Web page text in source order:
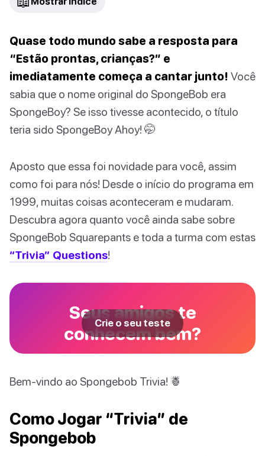
Quase todo mundo sabe a resposta para
“Estão prontas, crianças?” e
imediatamente começa a cantar junto! Você
sabia que o nome original do SpongeBob era
SpongeBoy? Se isso tivesse acontecido, o título
teria sido SpongeBoy Ahoy! 🤭
Aposto que essa foi novidade para você, assim
como foi para nós! Desde o início do programa em
1999, muitas coisas aconteceram e mudaram.
Descubra agora quanto você ainda sabe sobre
SpongeBob Squarepants e toda a turma com estas
“Trivia” Questions!
Seus amigos te
conhecem bem?
Crie o seu teste
Bem-vindo ao Spongebob Trivia! 🍍
Como Jogar “Trivia” de
Spongebob